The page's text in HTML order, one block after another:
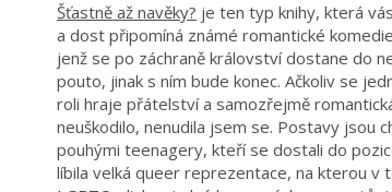
Šťastně až navěky? je ten typ knihy, která
a dost připomíná známé romantické
jenž se po záchraně království dostane do
pouto, jinak s ním bude konec. Ačkoliv se
roli hraje přátelství a samozřejmě
neuškodilo, nenudila jsem se. Postavy jsou
pouhými teenagery, kteří se dostali do
líbila velká queer reprezentace, na kterou